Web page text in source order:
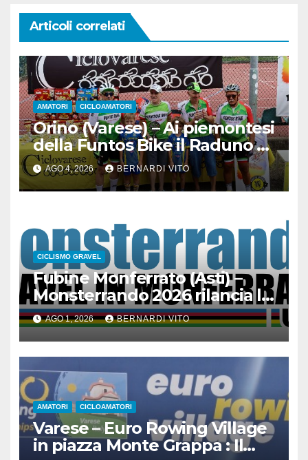
Articoli correlati
AMATORI CICLOAMATORI
Orino (Varese) – Ai piemontesi
della Funtos Bike il Raduno di
Orino
AGO 4, 2026 BERNARDI VITO
CICLISMO GRAVEL
Fubine Monferrato (Asti) –
Monsterrando 2026 rilancia la
sfida sportiva e rafforza la sua
vocazione di “Vetrina del
Monferrato”
AGO 1, 2026 BERNARDI VITO
AMATORI CICLOAMATORI
Varese – Euro Rowing Village
in piazza Monte Grappa : Il